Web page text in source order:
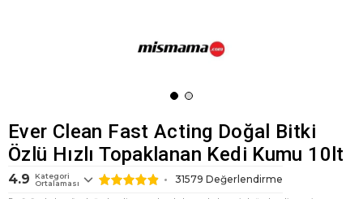
Ever Clean Fast Acting Doğal Bitki
Özlü Hızlı Topaklanan Kedi Kumu 10lt
4.9
Kategori
Ortalaması
31579 Değerlendirme